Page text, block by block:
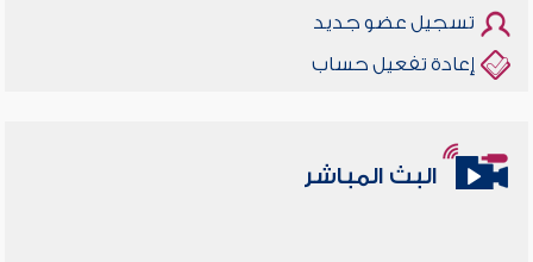
تسجيل عضو جديد
إعادة تفعيل حساب
البث المباشر